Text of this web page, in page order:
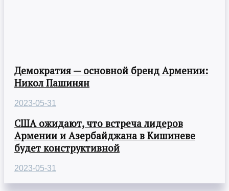
Демократия — основной бренд Армении:
Никол Пашинян
2023-05-31
США ожидают, что встреча лидеров
Армении и Азербайджана в Кишиневе
будет конструктивной
2023-05-31